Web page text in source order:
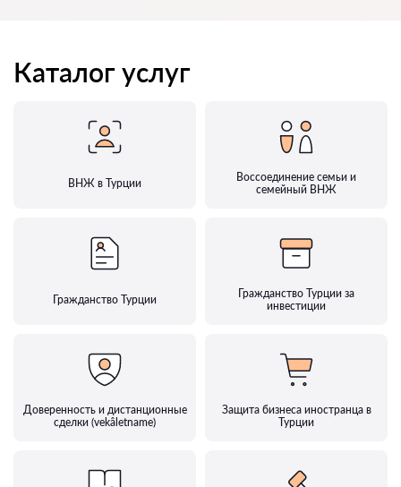
Каталог услуг
ВНЖ в Турции
Воссоединение семьи и
семейный ВНЖ
Гражданство Турции
Гражданство Турции за
инвестиции
Доверенность и дистанционные
сделки (vekâletname)
Защита бизнеса иностранца в
Турции